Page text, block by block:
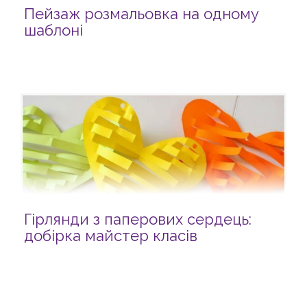
Пейзаж розмальовка на одному
шаблоні
Гірлянди з паперових сердець:
добірка майстер класів